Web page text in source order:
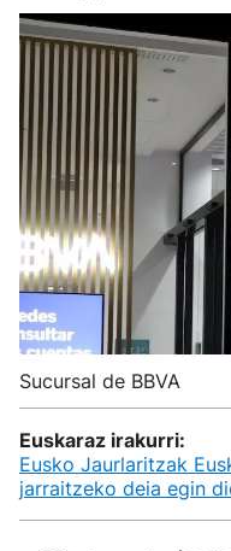
Sucursal de BBVA
Euskaraz irakurri:
Eusko Jaurlaritzak
jarraitzeko deia egin